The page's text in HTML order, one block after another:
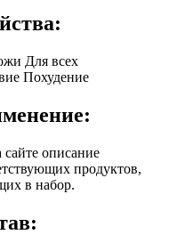
Для всех
Похудение
описание
продуктов,
в набор.